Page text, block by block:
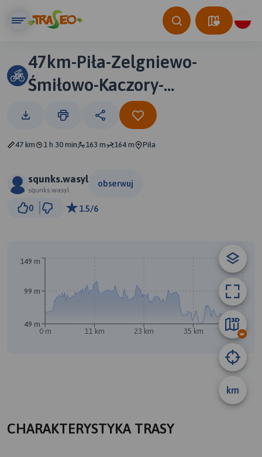
47km-Piła-Zelgniewo-
Śmiłowo-Kaczory-
Dziembowo-Byszki-Piła
47 km 1 h 30 min 163 m 164 m Piła
squnks.wasyl
squnks.wasyl
obserwuj
0 1.5/6
BA
km
0 m 11 km 23 km 35 km 47 km
49 m
99 m
149 m
CHARAKTERYSTYKA TRASY